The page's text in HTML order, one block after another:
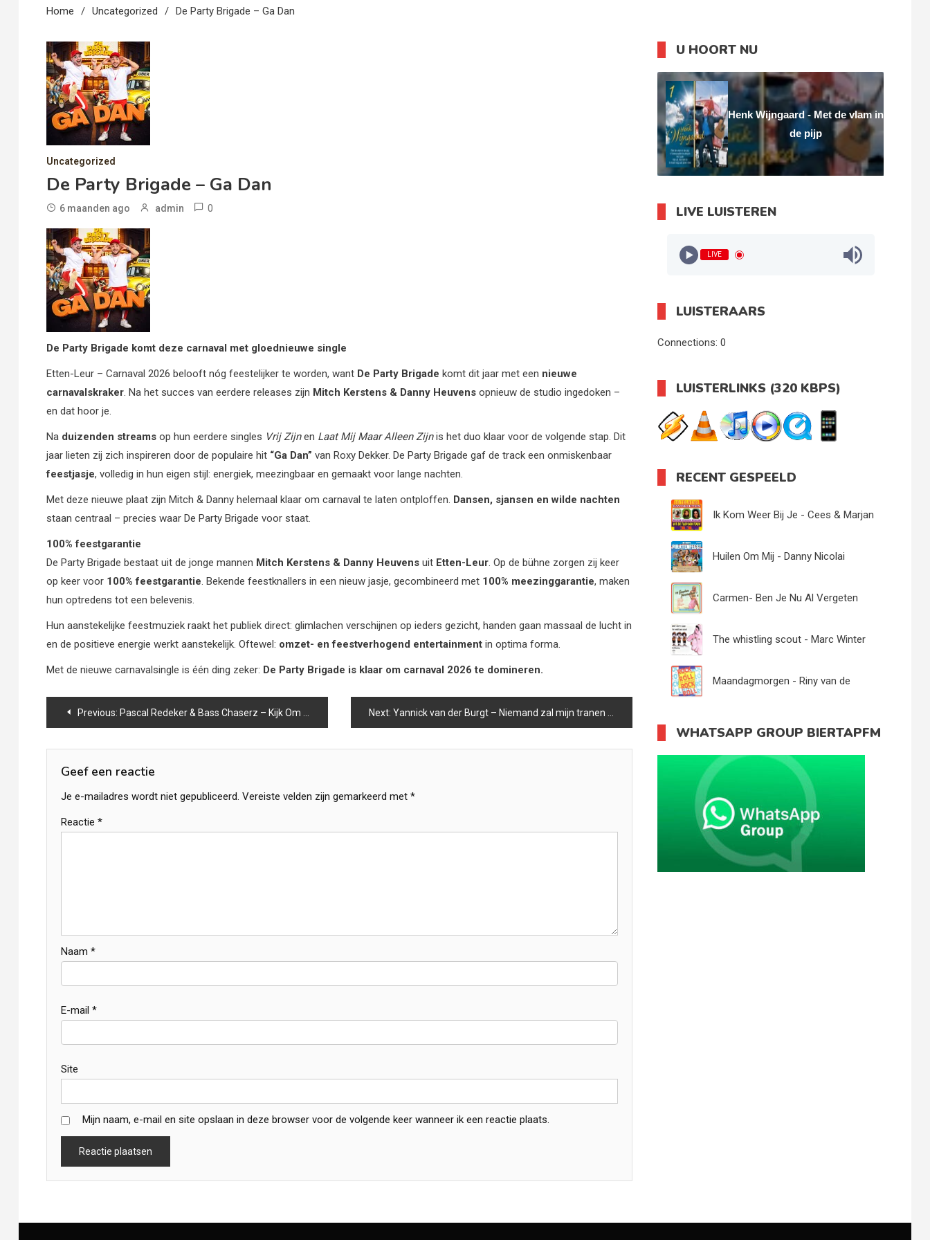
Home Uncategorized De Party Brigade – Ga Dan
Uncategorized
De Party Brigade – Ga Dan
6 maanden ago admin 0
De Party Brigade komt deze carnaval met gloednieuwe single
Etten-Leur – Carnaval 2026 belooft nóg feestelijker te worden, want De Party Brigade komt dit jaar met een nieuwe
carnavalskraker. Na het succes van eerdere releases zijn Mitch Kerstens & Danny Heuvens opnieuw de studio ingedoken –
en dat hoor je.
Na duizenden streams op hun eerdere singles Vrij Zijnen Laat Mij Maar Alleen Zijnis het duo klaar voor de volgende stap. Dit
jaar lieten zij zich inspireren door de populaire hit “Ga Dan” van Roxy Dekker. De Party Brigade gaf de track een onmiskenbaar
feestjasje, volledig in hun eigen stijl: energiek, meezingbaar en gemaakt voor lange nachten.
Met deze nieuwe plaat zijn Mitch & Danny helemaal klaar om carnaval te laten ontploffen. Dansen, sjansen en wilde nachten
staan centraal – precies waar De Party Brigade voor staat.
100% feestgarantie
De Party Brigade bestaat uit de jonge mannen Mitch Kerstens & Danny Heuvens uit Etten-Leur. Op de bühne zorgen zij keer
op keer voor 100% feestgarantie. Bekende feestknallers in een nieuw jasje, gecombineerd met 100% meezinggarantie, maken
hun optredens tot een belevenis.
Hun aanstekelijke feestmuziek raakt het publiek direct: glimlachen verschijnen op ieders gezicht, handen gaan massaal de lucht in
en de positieve energie werkt aanstekelijk. Oftewel: omzet- en feestverhogend entertainment in optima forma.
Met de nieuwe carnavalsingle is één ding zeker: De Party Brigade is klaar om carnaval 2026 te domineren.
Bericht
navigatie
Previous: Pascal Redeker & Bass Chaserz – Kijk Om Je Heen Next: Yannick van der Burgt – Niemand zal mijn tranen zien
Geef een reactie
Je e-mailadres wordt niet gepubliceerd. Vereiste velden zijn gemarkeerd met *
Reactie *
Naam *
E-mail *
Site
Mijn naam, e-mail en site opslaan in deze browser voor de volgende keer wanneer ik een reactie plaats.
U HOORT NU
Henk Wijngaard - Met de vlam in
de pijp
LIVE LUISTEREN
LIVE
LUISTERAARS
Connections:0
LUISTERLINKS (320 KBPS)
RECENT GESPEELD
Ik Kom Weer Bij Je - Cees & Marjan
Huilen Om Mij - Danny Nicolai
Carmen- Ben Je Nu Al Vergeten
The whistling scout - Marc Winter
Maandagmorgen - Riny van de
WHATSAPP GROUP BIERTAPFM